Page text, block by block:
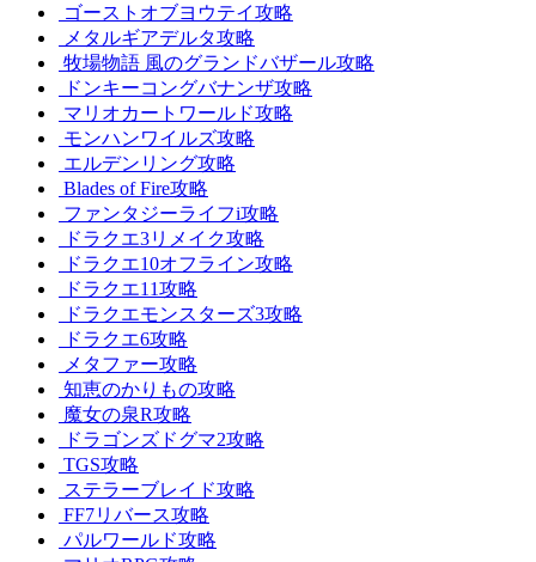
ゴーストオブヨウテイ攻略
メタルギアデルタ攻略
牧場物語 風のグランドバザール攻略
ドンキーコングバナンザ攻略
マリオカートワールド攻略
モンハンワイルズ攻略
エルデンリング攻略
Blades of Fire攻略
ファンタジーライフi攻略
ドラクエ3リメイク攻略
ドラクエ10オフライン攻略
ドラクエ11攻略
ドラクエモンスターズ3攻略
ドラクエ6攻略
メタファー攻略
知恵のかりもの攻略
魔女の泉R攻略
ドラゴンズドグマ2攻略
TGS攻略
ステラーブレイド攻略
FF7リバース攻略
パルワールド攻略